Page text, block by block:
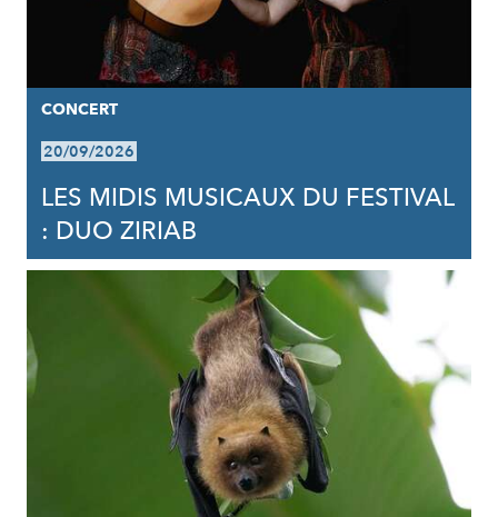
CONCERT
20/09/2026
LES MIDIS MUSICAUX DU FESTIVAL
: DUO ZIRIAB